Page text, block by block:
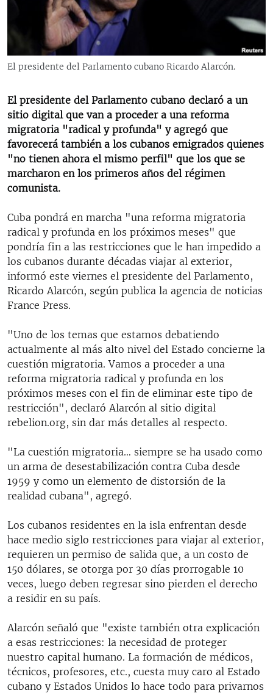
RADIO MARTÍ
ESPECIALES
ESPECIALES
SER VIEJO EN CUBA
KENTU-CUBANO
LOS SANTOS DE HIALEAH
DESINFORMACIÓN RUSA EN AMÉRICA LATINA
LA INVASIÓN DE RUSIA A UCRANIA
MULTIMEDIA
SÍGUENOS
El presidente del Parlamento cubano Ricardo Alarcón.
El presidente del Parlamento cubano declaró a un
sitio digital que van a proceder a una reforma
migratoria "radical y profunda" y agregó que
favorecerá también a los cubanos emigrados quienes
"no tienen ahora el mismo perfil" que los que se
marcharon en los primeros años del régimen
comunista.
Cuba pondrá en marcha "una reforma migratoria
radical y profunda en los próximos meses" que
pondría fin a las restricciones que le han impedido a
los cubanos durante décadas viajar al exterior,
informó este viernes el presidente del Parlamento,
Ricardo Alarcón, según publica la agencia de noticias
France Press.
"Uno de los temas que estamos debatiendo
actualmente al más alto nivel del Estado concierne la
cuestión migratoria. Vamos a proceder a una
reforma migratoria radical y profunda en los
próximos meses con el fin de eliminar este tipo de
restricción", declaró Alarcón al sitio digital
rebelion.org, sin dar más detalles al respecto.
"La cuestión migratoria… siempre se ha usado como
un arma de desestabilización contra Cuba desde
1959 y como un elemento de distorsión de la
realidad cubana", agregó.
Los cubanos residentes en la isla enfrentan desde
hace medio siglo restricciones para viajar al exterior,
requieren un permiso de salida que, a un costo de
150 dólares, se otorga por 30 días prorrogable 10
veces, luego deben regresar sino pierden el derecho
a residir en su país.
Alarcón señaló que "existe también otra explicación
a esas restricciones: la necesidad de proteger
nuestro capital humano. La formación de médicos,
técnicos, profesores, etc., cuesta muy caro al Estado
cubano y Estados Unidos lo hace todo para privarnos